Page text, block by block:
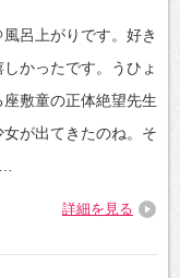
呂上がりです。好き
かったです。うひょ
敷童の正体絶望先生
が出てきたのね。そ
詳細を見る